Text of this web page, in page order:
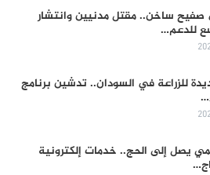
صفيح ساخن.. مقتل مدنيين وانتشار
للدعم…
للزراعة في السودان.. تدشين برنامج
يصل إلى الحج.. خدمات إلكترونية